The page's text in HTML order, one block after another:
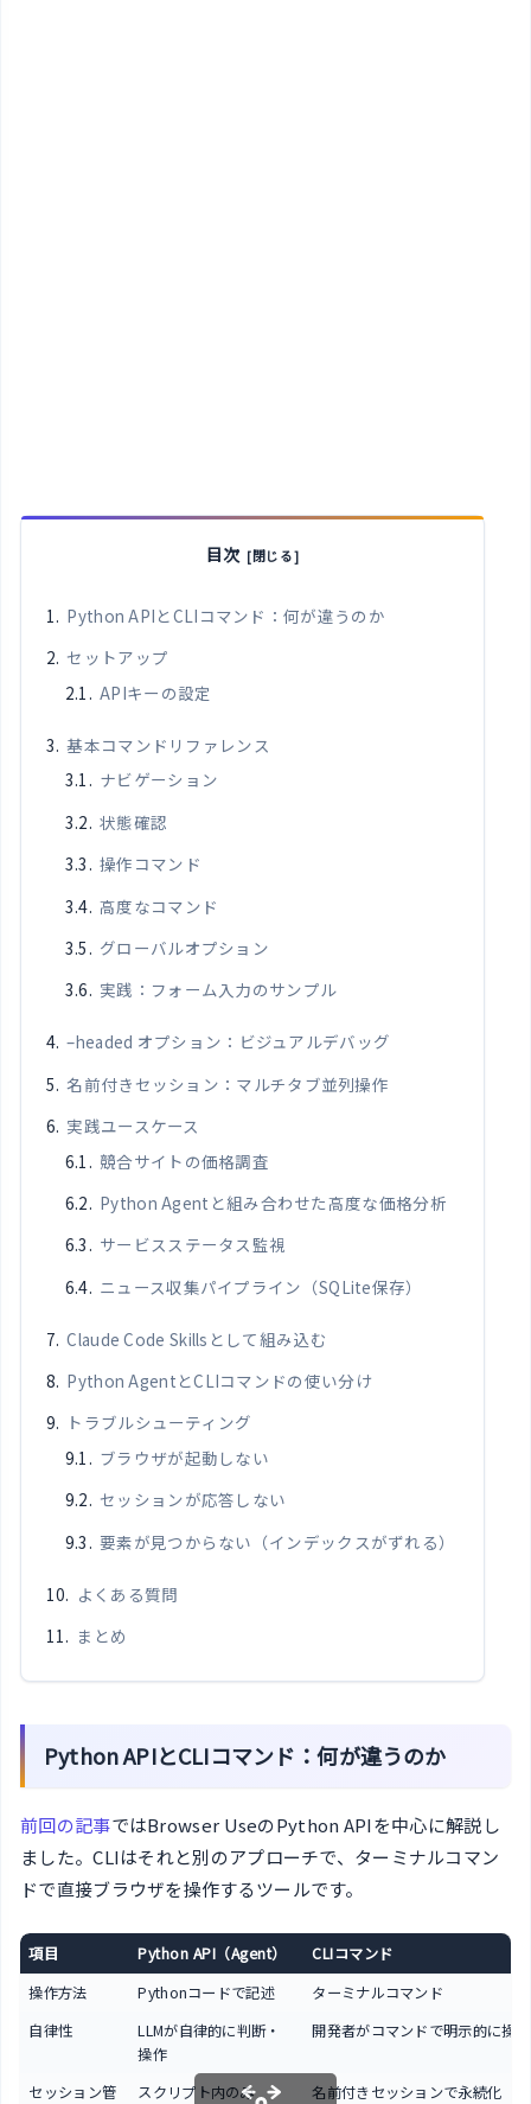
目次
Python APIとCLIコマンド：何が違うのか
セットアップ
APIキーの設定
基本コマンドリファレンス
ナビゲーション
状態確認
操作コマンド
高度なコマンド
グローバルオプション
実践：フォーム入力のサンプル
–headed オプション：ビジュアルデバッグ
名前付きセッション：マルチタブ並列操作
実践ユースケース
競合サイトの価格調査
Python Agentと組み合わせた高度な価格分析
サービスステータス監視
ニュース収集パイプライン（SQLite保存）
Claude Code Skillsとして組み込む
Python AgentとCLIコマンドの使い分け
トラブルシューティング
ブラウザが起動しない
セッションが応答しない
要素が見つからない（インデックスがずれる）
よくある質問
まとめ
Python APIとCLIコマンド：何が違うのか
前回の記事ではBrowser UseのPython APIを中心に解説し
ました。CLIはそれと別のアプローチで、ターミナルコマン
ドで直接ブラウザを操作するツールです。
項目 Python API（Agent）
CLIコマンド
操作方法
Pythonコードで記述
ターミナルコマンド
自律性
LLMが自律的に判断・
操作
開発者がコマンドで明示的に操作
セッション管 スクリプト内のみ 名前付きセッションで永続化